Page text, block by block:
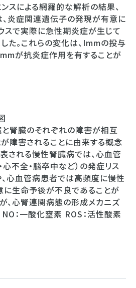
スによる網羅的な解析の結果、
炎症関連遺伝子の発現が有意に
スで実際に急性期炎症が生じて
た。これらの変化は、Immの投与
が抗炎症作用を有することが
と腎臓のそれぞれの障害が相互
障害されることに由来する概念
される慢性腎臓病では、心血管
心不全・脳卒中など）の発症リス
心血管病患者では高頻度に慢性
生命予後が不良であることが
、心腎連関病態の形成メカニズ
：一酸化窒素 ROS：活性酸素